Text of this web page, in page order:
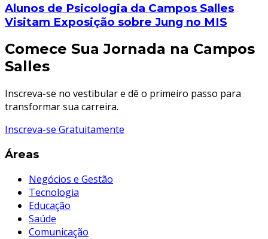
Alunos de Psicologia da Campos Salles
Visitam Exposição sobre Jung no MIS
Comece Sua Jornada na Campos
Salles
Inscreva-se no vestibular e dê o primeiro passo para
transformar sua carreira.
Inscreva-se Gratuitamente
Áreas
Negócios e Gestão
Tecnologia
Educação
Saúde
Comunicação